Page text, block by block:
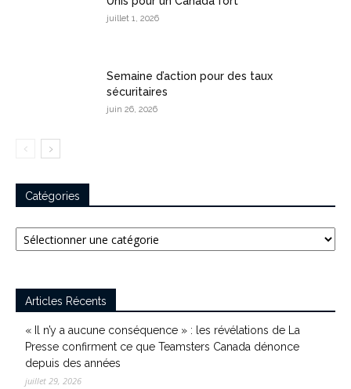
juillet 1, 2026
Semaine d’action pour des taux
sécuritaires
juin 26, 2026
Catégories
Catégories
Articles Récents
« Il n’y a aucune conséquence » : les révélations de La
Presse confirment ce que Teamsters Canada dénonce
depuis des années
juillet 29, 2026